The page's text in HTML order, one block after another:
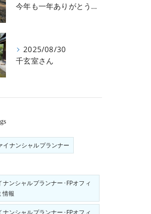
今年も一年ありがとうございました
2025/08/30
千玄室さん
イナンシャルプランナー
ナンシャルプランナー･FPオフィ
情報
ナンシャルプランナー･FPオフィ